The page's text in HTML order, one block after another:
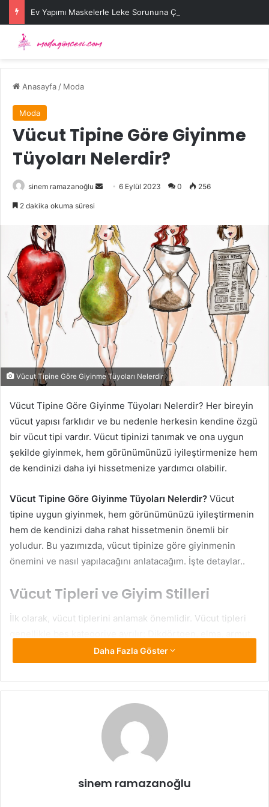
Ev Yapımı Maskelerle Leke Sorununa Çözüm Önerileri
Anasayfa / Moda
Moda
Vücut Tipine Göre Giyinme
Tüyoları Nelerdir?
sinem ramazanoğlu
Bir
göndermek
6 Eylül 2023 0 256
2 dakika okuma süresi
Vücut Tipine Göre Giyinme Tüyoları Nelerdir
Vücut Tipine Göre Giyinme Tüyoları Nelerdir? Her bireyin
vücut yapısı farklıdır ve bu nedenle herkesin kendine özgü
bir vücut tipi vardır. Vücut tipinizi tanımak ve ona uygun
şekilde giyinmek, hem görünümünüzü iyileştirmenize hem
de kendinizi daha iyi hissetmenize yardımcı olabilir.
Vücut Tipine Göre Giyinme Tüyoları Nelerdir? Vücut
tipine uygun giyinmek, hem görünümünüzü iyileştirmenin
hem de kendinizi daha rahat hissetmenin önemli bir
yoludur. Bu yazımızda, vücut tipinize göre giyinmenin
önemini ve nasıl yapılacağını anlatacağım. İşte detaylar..
Vücut Tipleri ve Giyim Stilleri
İlk olarak, vücut tiplerini anlamak önemlidir. Vücut tipleri
üçgen, ve kum saati. Her bir vücut tipi farklı özelliklere
sahiptir ve bu özelliklerin farkında olmak, giyim
seçimlerinizi yaparken size rehberlik edebilir.
: Dikdörtgen vücut tipleri, bel ve
kalça çevresindeki ölçülerin neredeyse aynı olduğu
tiplerdir. Bu vücut tipine sahipseniz, vücudunuzun daha
kadınsı bir siluet kazanması için belinizi vurgulayacak
bluzlar gibi yumuşak çizgilere sahip kıyafetler de bu tip
Daha Fazla Göster
sinem ramazanoğlu